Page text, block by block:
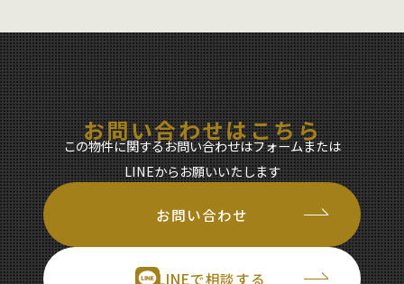
お問い合わせはこちら
この物件に関するお問い合わせはフォームまたは
LINEからお願いいたします
お問い合わせ
LINEで相談する